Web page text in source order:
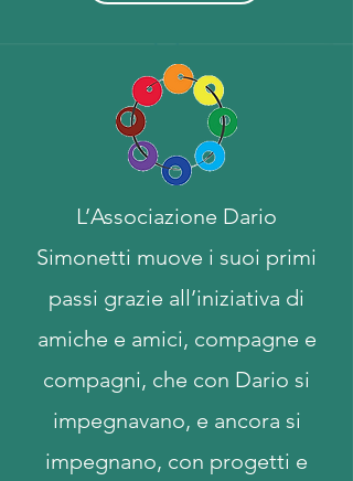
L’Associazione Dario
Simonetti muove i suoi primi
passi grazie all’iniziativa di
amiche e amici, compagne e
compagni, che con Dario si
impegnavano, e ancora si
impegnano, con progetti e